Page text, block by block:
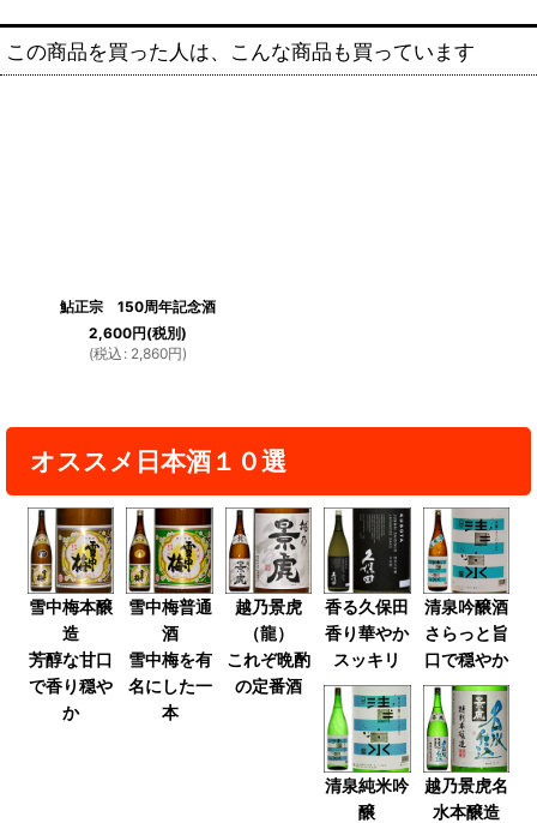
この商品を買った人は、こんな商品も買っています
鮎正宗 150周年記念酒
2,600円(税別)
(税込 : 2,860円)
オススメ日本酒１０選
雪中梅本醸
造
芳醇な甘口
で香り穏や
か
雪中梅普通
酒
雪中梅を有
名にした一
本
越乃景虎
（龍）
これぞ晩酌
の定番酒
香る久保田
香り華やか
スッキリ
清泉吟醸酒
さらっと旨
口で穏やか
清泉純米吟
醸
越乃景虎名
水本醸造